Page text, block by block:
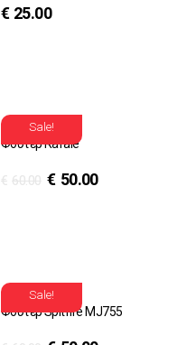
€ 25.00
Sale!
Φούτερ Rafale
€ 60.00 € 50.00
Sale!
Φούτερ Spitfire MJ755